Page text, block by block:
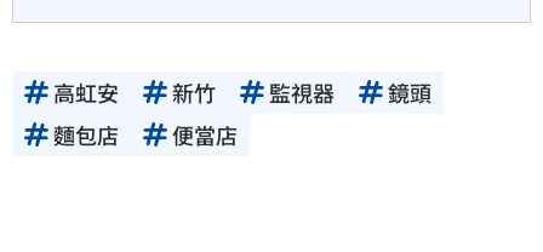
高虹安 新竹 監視器
鏡頭
麵包店
便當店